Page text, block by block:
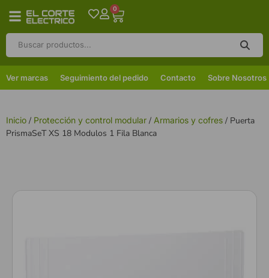
0
Ver marcas Seguimiento del pedido Contacto Sobre Nosotros
Inicio / Protección y control modular / Armarios y cofres / Puerta
PrismaSeT XS 18 Modulos 1 Fila Blanca